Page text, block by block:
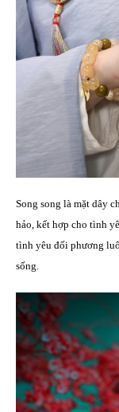
Song song là mặt dây
hảo, kết hợp cho tình
tình yêu đối phương
sống.